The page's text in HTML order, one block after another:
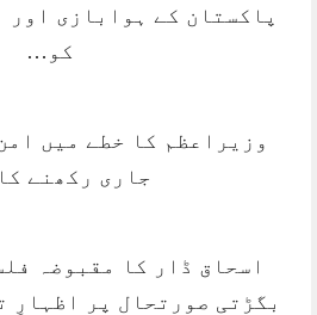
پاکستان کے ہوابازی اور
کو…
وزیراعظم کا خطے میں
جاری رکھنے
اسحاق ڈار کا مقبوضہ
بگڑتی صورتحال پر اظہارِ